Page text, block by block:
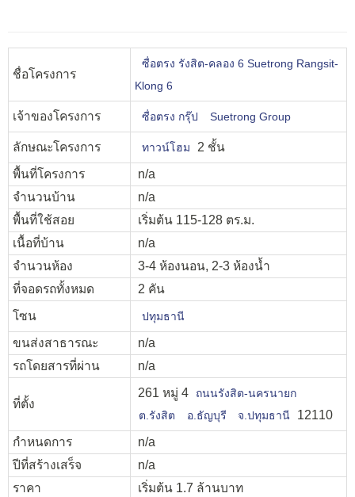
ชื่อโครงการ
ซื่อตรง รังสิต-คลอง 6 Suetrong Rangsit-
Klong 6
เจ้าของโครงการ ซื่อตรง กรุ๊ป Suetrong Group
ลักษณะโครงการ ทาวน์โฮม
2 ชั้น
พื้นที่โครงการ
n/a
จำนวนบ้าน
n/a
พื้นที่ใช้สอย
เริ่มต้น 115-128 ตร.ม.
เนื้อที่บ้าน
n/a
จำนวนห้อง
3-4 ห้องนอน, 2-3 ห้องน้ำ
ที่จอดรถทั้งหมด
2 คัน
โซน
ปทุมธานี
ขนส่งสาธารณะ
n/a
รถโดยสารที่ผ่าน
n/a
ที่ตั้ง
261 หมู่ 4
ถนนรังสิต-นครนายก
ต.รังสิต
อ.ธัญบุรี จ.ปทุมธานี
12110
กำหนดการ
n/a
ปีที่สร้างเสร็จ
n/a
ราคา
เริ่มต้น 1.7 ล้านบาท